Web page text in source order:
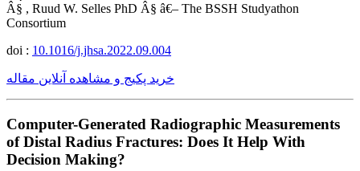
Â§ , Ruud W. Selles PhD Â§ â€– The BSSH Studyathon
Consortium
doi : 10.1016/j.jhsa.2022.09.004
خرید پکیج و مشاهده آنلاین مقاله
Computer-Generated Radiographic Measurements
of Distal Radius Fractures: Does It Help With
Decision Making?